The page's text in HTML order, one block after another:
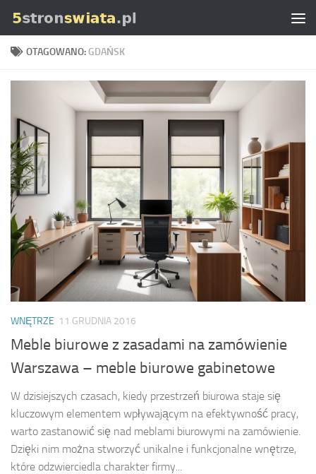
Skip to content
OTAGOWANO: GDAŃSK
WNĘTRZE 11 GRUDNIA 2016
Meble biurowe z zasadami na zamówienie
Warszawa – meble biurowe gabinetowe
W dzisiejszych czasach, kiedy przestrzeń biurowa staje się
kluczowym elementem wpływającym na efektywność pracy,
warto zastanowić się nad meblami biurowymi na zamówienie.
Dzięki nim można stworzyć unikalne i funkcjonalne wnętrze,
które odzwierciedla charakter firmy...